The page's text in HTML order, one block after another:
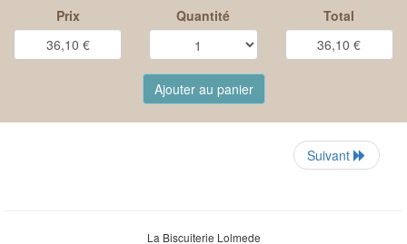
Prix Quantité Total
Ajouter au panier
Suivant
La Biscuiterie Lolmede